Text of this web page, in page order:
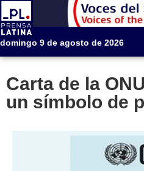
domingo 9 de agosto de 2026
Carta de la
un símbolo de